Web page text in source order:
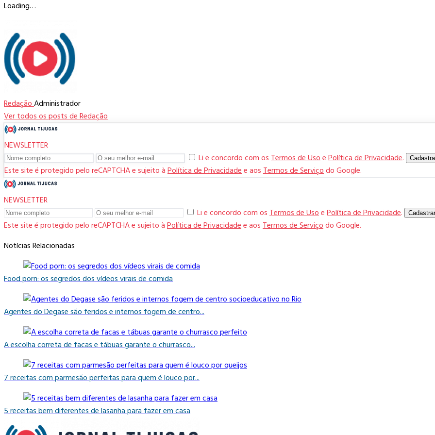
Loading…
RedaçãoAdministrador
Ver todos os posts de Redação
NEWSLETTER
Li e concordo com osTermos de UsoePolítica de Privacidade.
Este site é protegido pelo reCAPTCHA e sujeito àPolítica de Privacidadee aosTermos de Serviçodo Google.
NEWSLETTER
Li e concordo com osTermos de UsoePolítica de Privacidade. Cadastrar
Este site é protegido pelo reCAPTCHA e sujeito àPolítica de Privacidadee aosTermos de Serviçodo Google.
Notícias Relacionadas
Food porn: os segredos dos vídeos virais de comida
Agentes do Degase são feridos e internos fogem de centro...
A escolha correta de facas e tábuas garante o churrasco...
7 receitas com parmesão perfeitas para quem é louco por...
5 receitas bem diferentes de lasanha para fazer em casa